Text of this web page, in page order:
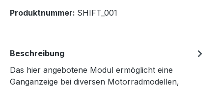
Produktnummer: SHIFT_001
Beschreibung
Das hier angebotene Modul ermöglicht eine
Ganganzeige bei diversen Motorradmodellen,